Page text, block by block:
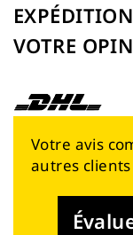
EXPÉDITION
VOTRE
Votre avis
autres clients